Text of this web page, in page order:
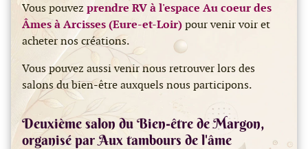
Vous pouvez prendre RV à l'espace Au coeur des
Âmes à Arcisses (Eure-et-Loir)pour venir voir et
acheter nos créations.
Vous pouvez aussi venir nous retrouver lors des
salons du bien-être auxquels nous participons.
Deuxième salon du Bien-être de Margon,
organisé par Aux tambours de l'âme